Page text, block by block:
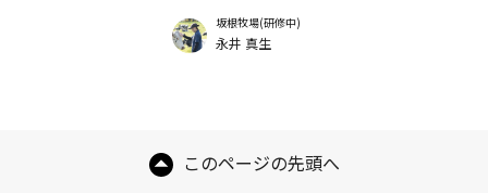
坂根牧場(研修中)
永井 真生
このページの先頭へ